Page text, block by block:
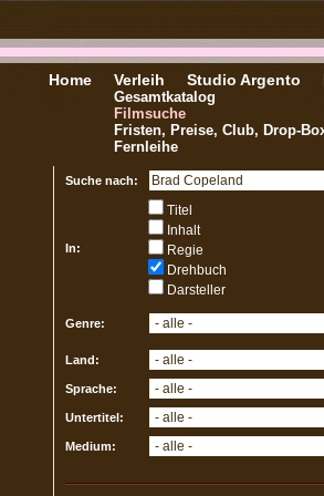
Home Verleih
Gesamtkatalog
Filmsuche
Fristen, Preise, Club, Drop-
Fernleihe
Studio Argento
Suche nach:
In:
Titel
Inhalt
Regie
Drehbuch
Darsteller
Genre:
Land:
Sprache:
Untertitel:
Medium: